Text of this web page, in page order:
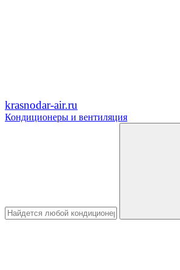
krasnodar-air.ru
Кондиционеры и вентиляция